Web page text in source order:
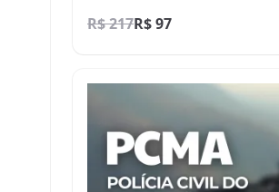
R$ 217R$ 97